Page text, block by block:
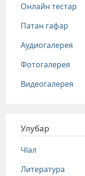
Онлайн тестар
Патан гафар
Аудиогалерея
Фотогалерея
Видеогалерея
Улубар
Чlал
Литература